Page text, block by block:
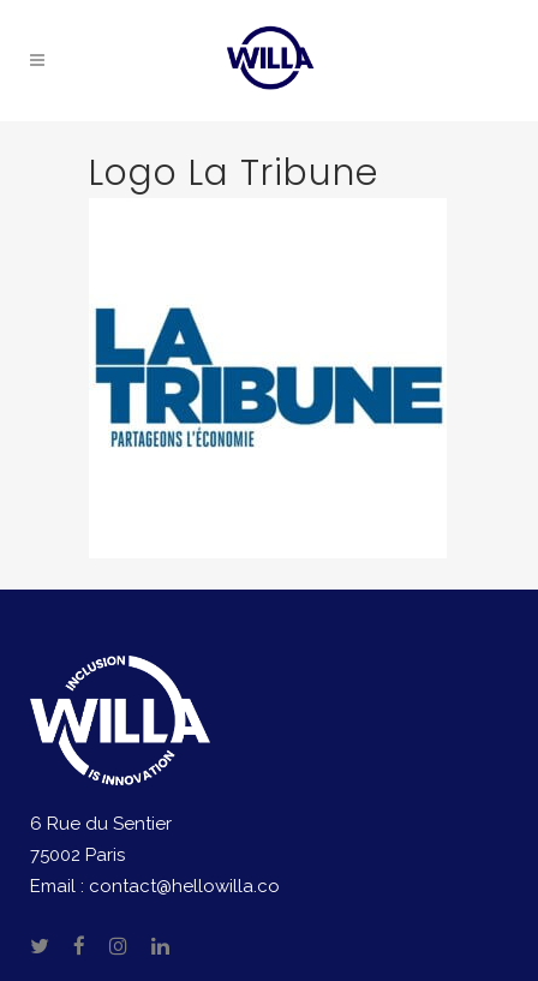
Logo La Tribune
6 Rue du Sentier
75002 Paris
Email : contact@hellowilla.co